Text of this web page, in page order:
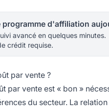
avancé en quelques minutes.
crédit requise.
par vente ?
par vente est « bon »
du secteur. La